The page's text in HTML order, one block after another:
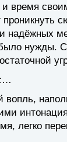
и время
проникнуть
надёжных
нужды.
вопль,
легко